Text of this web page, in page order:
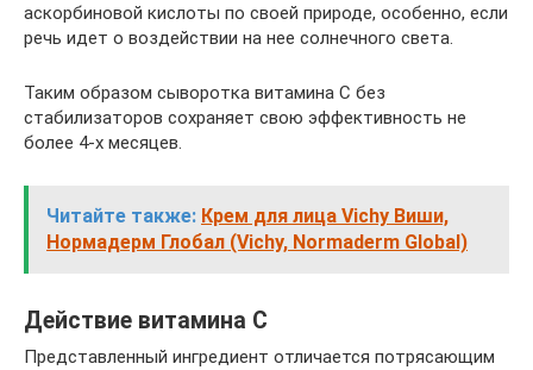
аскорбиновой кислоты по своей природе, особенно, если
речь идет о воздействии на нее солнечного света.
Таким образом сыворотка витамина С без
стабилизаторов сохраняет свою эффективность не
более 4-х месяцев.
Читайте также: Крем для лица Vichy Виши,
Нормадерм Глобал (Vichy, Normaderm Global)
Действие витамина C
Представленный ингредиент отличается потрясающим